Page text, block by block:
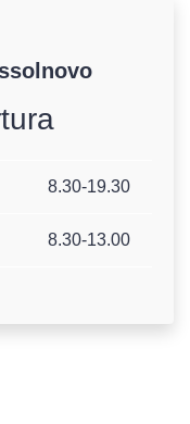
8.30-19.30
8.30-13.00